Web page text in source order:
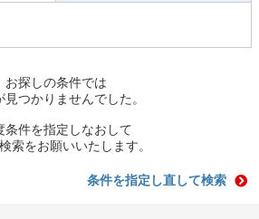
お探しの条件では
見つかりませんでした。
条件を指定しなおして
索をお願いいたします。
条件を指定し直して検索